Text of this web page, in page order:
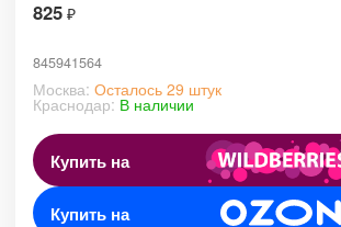
825 ₽
845941564
Москва: Осталось 29 штук
Краснодар: В наличии
Купить на
Купить на